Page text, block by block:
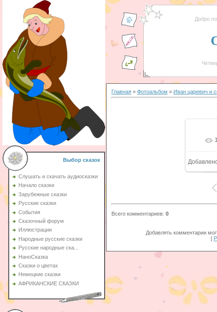
Выбор сказок
Слушать и скачать аудиосказки
Начало сказки
Зарубежные сказки
Русские сказки
События
Сказочный форум
Иллюстрации
Народные русские сказки
Русские народные ска...
НаноСказка
Сказки о цветах
Немецкие сказки
АФРИКАНСКИЕ СКАЗКИ
Добро
Главная » Фотоальбом » Иван царевич и
Всего комментариев: 0
Добавлять комментарии
[